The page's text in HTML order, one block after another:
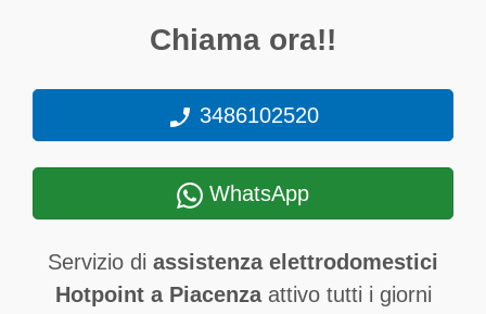
Chiama ora!!
3486102520
WhatsApp
Servizio di assistenza elettrodomestici
Hotpoint a Piacenzaattivo tutti i giorni